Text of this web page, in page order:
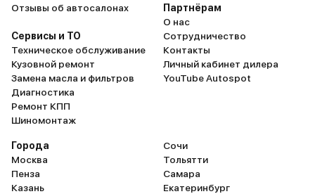
Отзывы об автосалонах
Сервисы и ТО
Техническое обслуживание
Кузовной ремонт
Замена масла и фильтров
Диагностика
Ремонт КПП
Шиномонтаж
Партнёрам
О нас
Сотрудничество
Контакты
Личный кабинет дилера
YouTube Autospot
Города
Москва
Пенза
Казань
Сочи
Тольятти
Самара
Екатеринбург